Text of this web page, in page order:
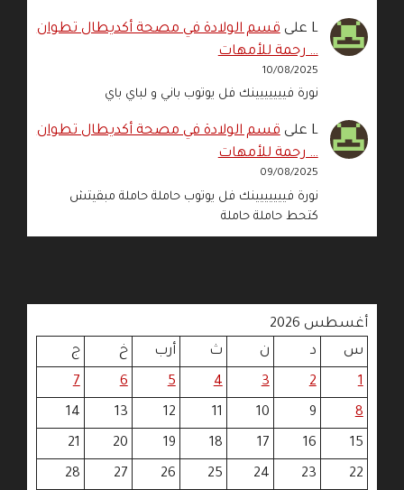
L علىقسم الولادة في مصحة أكديطال تطوان
… رحمة للأمهات
10/08/2025
نورة فييييييينك فل يوتوب باني و لباي باي
L علىقسم الولادة في مصحة أكديطال تطوان
… رحمة للأمهات
09/08/2025
نورة فييييييينك فل يوتوب حاملة حاملة مبقيتش
كتحط حاملة حاملة
أغسطس 2026
س
د ن ث أرب خ
ج
1
2
3
4
5
6
7
8
9
10
11
12
13
14
15
16
17
18
19
20
21
22
23
24
25
26
27
28